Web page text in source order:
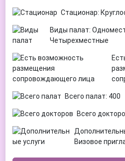
Стационар:
Виды палат:
Четырехместные
Всего палат: 400
Всего
Визовое